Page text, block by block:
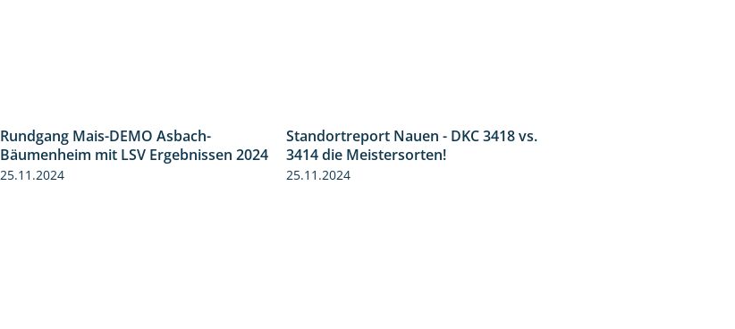
8:38
Rundgang Mais-DEMO Asbach-
Bäumenheim mit LSV Ergebnissen 2024
25.11.2024
Standortreport Nauen - DKC 3418 vs.
3414 die Meistersorten!
25.11.2024